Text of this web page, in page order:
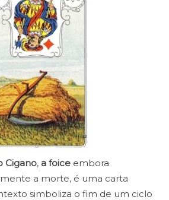
Cigano, a foice embora
a morte, é uma carta
simboliza o fim de um ciclo